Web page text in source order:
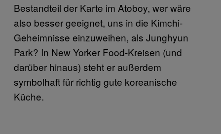
Bestandteil der Karte im Atoboy, wer wäre
also besser geeignet, uns in die Kimchi-
Geheimnisse einzuweihen, als Junghyun
Park? In New Yorker Food-Kreisen (und
darüber hinaus) steht er außerdem
symbolhaft für richtig gute koreanische
Küche.